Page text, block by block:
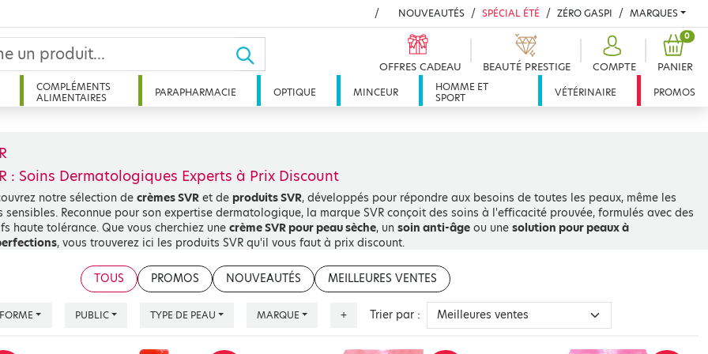
NOUVEAUTÉS SPÉCIAL ÉTÉ ZÉRO GASPI MARQUES
OFFRES CADEAU BEAUTÉ PRESTIGE COMPTE PANIER
0
COMPLÉMENTS
ALIMENTAIRES
PARAPHARMACIE OPTIQUE MINCEUR
HOMME ET
SPORT
VÉTÉRINAIRE PROMOS
: Soins Dermatologiques Experts à Prix Discount
notre sélection de crèmes SVR et de produits SVR, développés pour répondre aux besoins de toutes les peaux, même les
sensibles. Reconnue pour son expertise dermatologique, la marque SVR conçoit des soins à l'efficacité prouvée, formulés avec des
haute tolérance. Que vous cherchiez une crème SVR pour peau sèche, un soin anti-âge ou une solution pour peaux à
, vous trouverez ici les produits SVR qu'il vous faut à prix discount.
CHOISIR LES SOINS SVR ?
plus de 60 ans, Laboratoire SVR met l'innovation au service de la beauté et de la santé de la peau. Fondée en 1962 par Simone
pharmacienne passionnée, la marque est aujourd'hui plébiscitée par les dermatologues dans plus de 50 pays. Chaque produit
est formulé avec des concentrations optimales d'actifs dermatologiques, dans des textures agréables à utiliser au quotidien.
: des soins à la fois puissants, sûrs et sensoriels.
TOUS PROMOS NOUVEAUTÉS MEILLEURES VENTES
FORME PUBLIC TYPE DE PEAU MARQUE + Trier par :